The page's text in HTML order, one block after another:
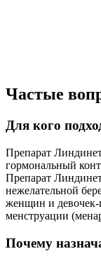
Частые
Для кого
Препарат
гормональный
Препарат
нежелательной
женщин и девочек-
менструации
Почему